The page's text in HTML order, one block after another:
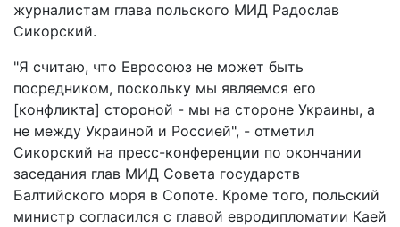
журналистам глава польского МИД Радослав
Сикорский.
"Я считаю, что Евросоюз не может быть
посредником, поскольку мы являемся его
[конфликта] стороной - мы на стороне Украины, а
не между Украиной и Россией", - отметил
Сикорский на пресс-конференции по окончании
заседания глав МИД Совета государств
Балтийского моря в Сопоте. Кроме того, польский
министр согласился с главой евродипломатии Каей